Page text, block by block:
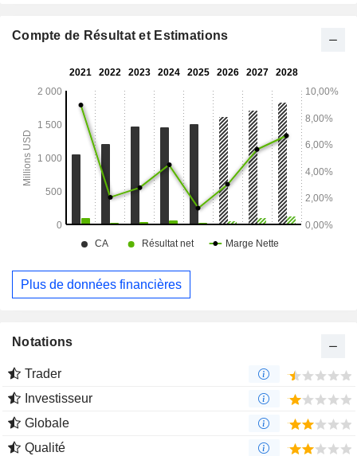
de produits répondant aux besoins de la thérapie
normothermie lors d'interventions chirurgicales, ainsi que
utilisées dans les services de soins aigus et chroniques et
dans les établissements non hospitaliers.
Compte de Résultat et Estimations
Plus de données financières
Notations
Trader
Investisseur
Globale
Qualité